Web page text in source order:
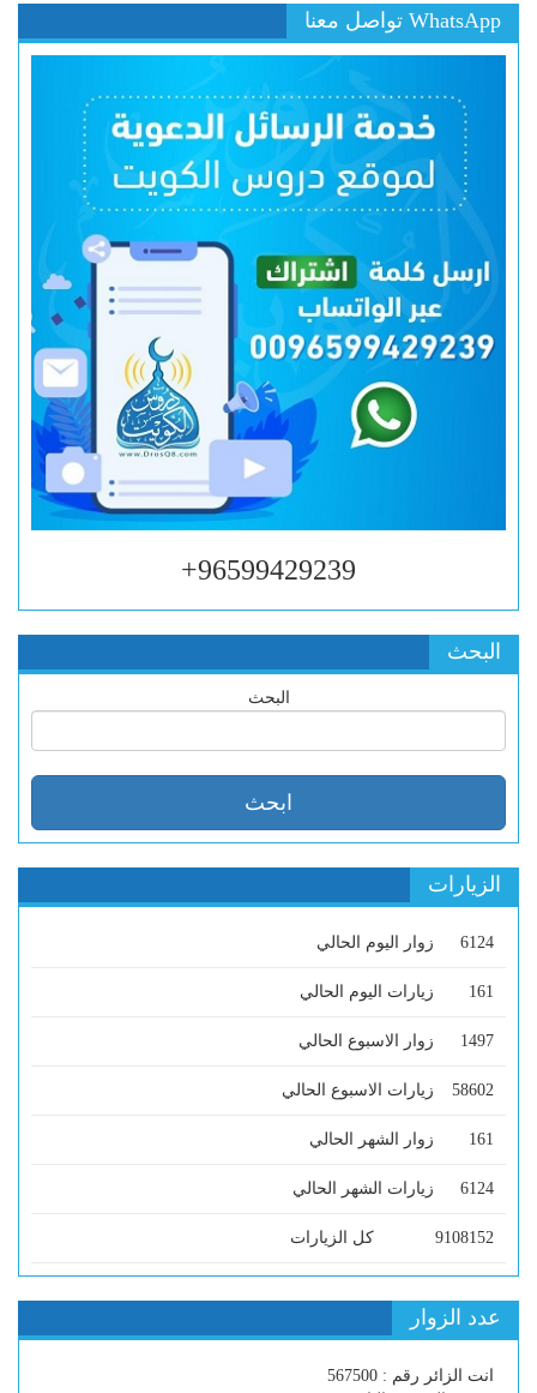
WhatsApp تواصل معنا
96599429239+
البحث
البحث
الزيارات
6124 زوار اليوم الحالي
161 زيارات اليوم الحالي
1497 زوار الاسبوع الحالي
58602 زيارات الاسبوع الحالي
161 زوار الشهر الحالي
6124 زيارات الشهر الحالي
9108152 كل الزيارات
عدد الزوار
انت الزائر رقم : 567500